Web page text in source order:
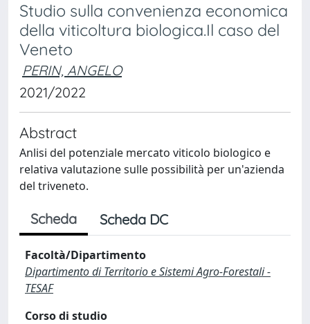
Studio sulla convenienza economica
della viticoltura biologica.Il caso del
Veneto
PERIN, ANGELO
2021/2022
Abstract
Anlisi del potenziale mercato viticolo biologico e
relativa valutazione sulle possibilità per un'azienda
del triveneto.
Scheda Scheda DC
Facoltà/Dipartimento
Dipartimento di Territorio e Sistemi Agro-Forestali -
TESAF
Corso di studio